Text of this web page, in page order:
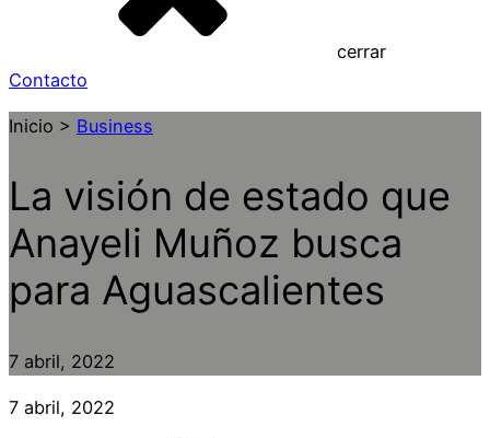
cerrar
Contacto
Inicio > Business
La visión de estado que
Anayeli Muñoz busca
para Aguascalientes
7 abril, 2022
7 abril, 2022